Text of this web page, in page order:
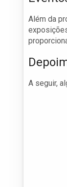
Além da
A seguir,